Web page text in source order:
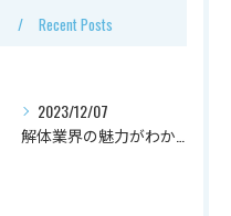
Recent Posts
2023/12/07